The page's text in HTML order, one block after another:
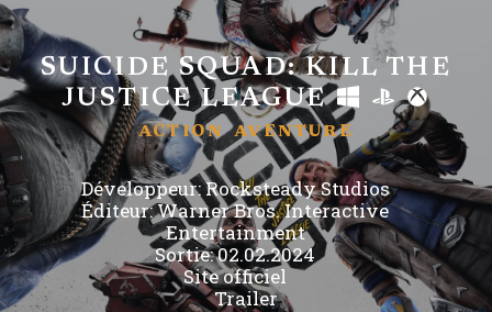
SUICIDE SQUAD: KILL THE
JUSTICE LEAGUE
ACTION AVENTURE
Développeur:Rocksteady Studios
Éditeur:Warner Bros. Interactive
Entertainment
Sortie: 02.02.2024
Site officiel
Trailer